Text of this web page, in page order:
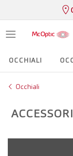
OCCHIALI
Occhiali